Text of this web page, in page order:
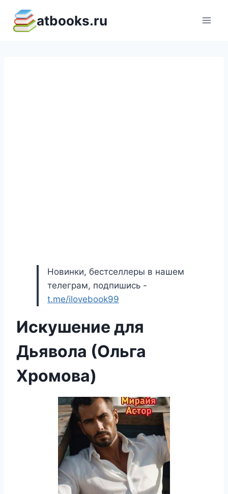
содержимому
atbooks.ru
Новинки, бестселлеры в нашем
телеграм, подпишись -
t.me/ilovebook99
Искушение для
Дьявола (Ольга
Хромова)